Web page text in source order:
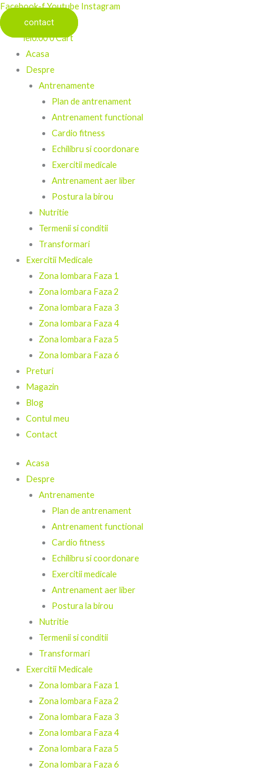
Facebook-fYoutube Instagram
contact
lei0.000Cart
Acasa
Despre
Antrenamente
Plan de antrenament
Antrenament functional
Cardio fitness
Echilibru si coordonare
Exercitii medicale
Antrenament aer liber
Postura la birou
Nutritie
Termenii si conditii
Transformari
Exercitii Medicale
Zona lombara Faza 1
Zona lombara Faza 2
Zona lombara Faza 3
Zona lombara Faza 4
Zona lombara Faza 5
Zona lombara Faza 6
Preturi
Magazin
Blog
Contul meu
Contact
Acasa
Despre
Antrenamente
Plan de antrenament
Antrenament functional
Cardio fitness
Echilibru si coordonare
Exercitii medicale
Antrenament aer liber
Postura la birou
Nutritie
Termenii si conditii
Transformari
Exercitii Medicale
Zona lombara Faza 1
Zona lombara Faza 2
Zona lombara Faza 3
Zona lombara Faza 4
Zona lombara Faza 5
Zona lombara Faza 6